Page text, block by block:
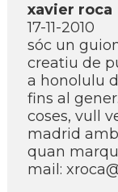
xavier roca
17-11-2010
sóc un
creatiu de
a honolulu
fins al
coses, vull
madrid
quan
mail: